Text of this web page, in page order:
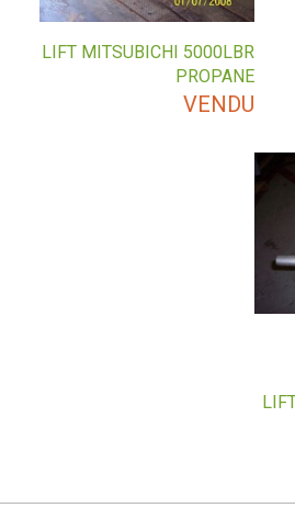
LIFT MITSUBICHI 5000LBR
PROPANE
VENDU